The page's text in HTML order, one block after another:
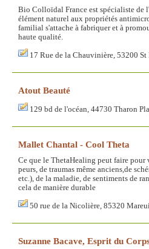
Bio Colloïdal France est spécialiste
élément naturel aux propriétés
familial s'attache à fabriquer et à
haute qualité.
17 Rue de la Chauvinière, 53200 St
Atout Beauté
129 bd de l'océan, 44730 Tharon
Mallet Chantal - Cool Theta
Ce que le ThetaHealing peut faire pour
peurs, de traumas même anciens,de
etc.), de la maladie, de sentiments de
cela de manière durable
50 rue de la Nicolière, 85320
Suzanne Bacave, Esprit du